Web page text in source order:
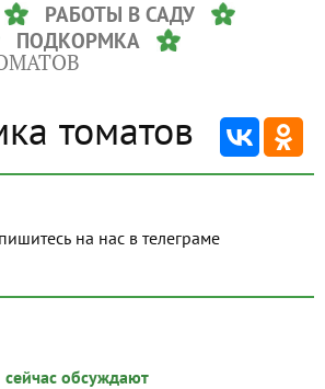
РАБОТЫ В САДУ
ПОДКОРМКА
томатов
Подпишитесь на нас в телеграме
сейчас обсуждают